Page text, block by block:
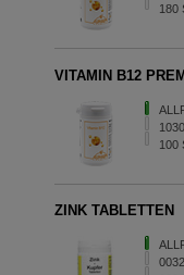
180
VITAMIN B12
100
ZINK TABLETTEN